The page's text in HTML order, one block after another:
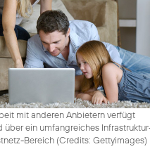
mit anderen Anbietern verfügt
über ein umfangreiches
Bereich (Credits: Gettyimages)